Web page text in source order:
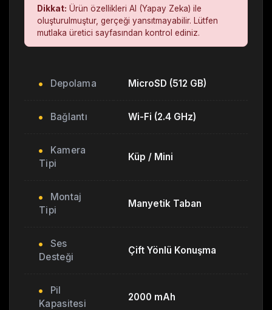
Dikkat: Ürün özellikleri AI (Yapay Zeka) ile
oluşturulmuştur, gerçeği yansıtmayabilir. Lütfen
mutlaka üretici sayfasından kontrol ediniz.
Depolama MicroSD (512 GB)
Bağlantı Wi-Fi (2.4 GHz)
Kamera
Tipi
Küp / Mini
Montaj
Tipi
Manyetik Taban
Ses
Desteği
Çift Yönlü Konuşma
Pil
Kapasitesi
2000 mAh